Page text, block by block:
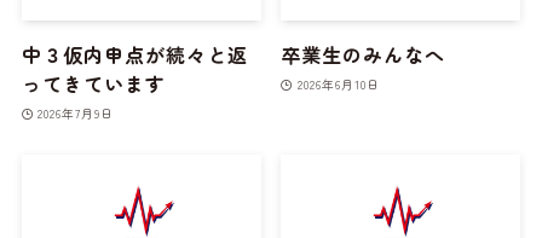
中３仮内申点が続々と返
ってきています
2026年7月9日
卒業生のみんなへ
2026年6月10日